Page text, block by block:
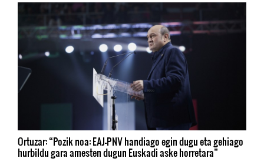
Ortuzar: “Pozik noa: EAJ-PNV handiago egin dugu eta gehiago
hurbildu gara amesten dugun Euskadi aske horretara”